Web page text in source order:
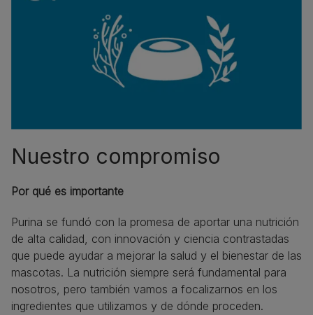
Nuestro compromiso
Por qué es importante
Purina se fundó con la promesa de aportar una nutrición
de alta calidad, con innovación y ciencia contrastadas
que puede ayudar a mejorar la salud y el bienestar de las
mascotas. La nutrición siempre será fundamental para
nosotros, pero también vamos a focalizarnos en los
ingredientes que utilizamos y de dónde proceden.